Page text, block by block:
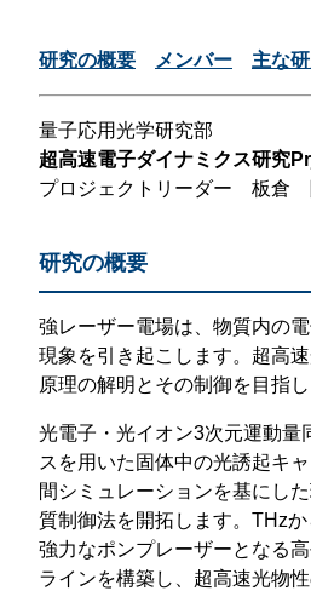
利益
動物
研究の概要 メンバー 主な
量子応用光学研究部
超高速電子ダイナミクス研究
プロジェクトリーダー 板倉
研究の概要
強レーザー電場は、物質内の
現象を引き起こします。超高
原理の解明とその制御を目指
光電子・光イオン3次元運動量
スを用いた固体中の光誘起キ
間シミュレーションを基にし
質制御法を開拓します。THz
強力なポンプレーザーとなる
ラインを構築し、超高速光物